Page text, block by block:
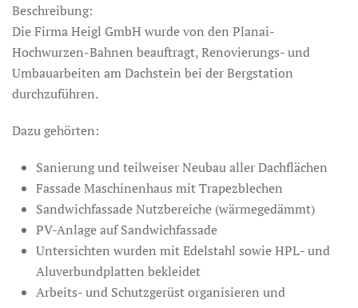
Beschreibung:
Die Firma Heigl GmbH wurde von den Planai-
Hochwurzen-Bahnen beauftragt, Renovierungs- und
Umbauarbeiten am Dachstein bei der Bergstation
durchzuführen.
Dazu gehörten:
Sanierung und teilweiser Neubau aller Dachflächen
Fassade Maschinenhaus mit Trapezblechen
Sandwichfassade Nutzbereiche (wärmegedämmt)
PV-Anlage auf Sandwichfassade
Untersichten wurden mit Edelstahl sowie HPL- und
Aluverbundplatten bekleidet
Arbeits- und Schutzgerüst organisieren und